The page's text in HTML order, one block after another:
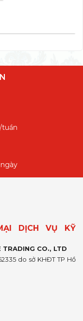
tuần
DỊCH VỤ KỸ
TRADING CO., LTD
do sở KHĐT TP Hồ